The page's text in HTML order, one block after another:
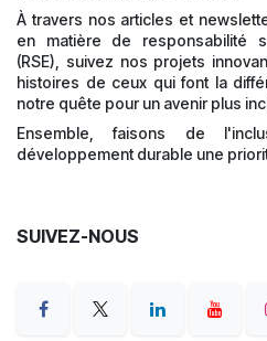
À travers nos articles et
en matière de responsabilité
(RSE), suivez nos projets
histoires de ceux qui font la
notre quête pour un avenir plus
Ensemble, faisons de
développement durable une
SUIVEZ-NOUS